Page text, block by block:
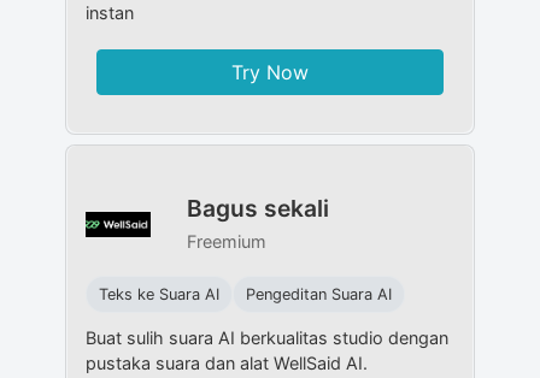
instan
Try Now
Bagus sekali
Freemium
Teks ke Suara AI Pengeditan Suara AI
Buat sulih suara AI berkualitas studio dengan
pustaka suara dan alat WellSaid AI.